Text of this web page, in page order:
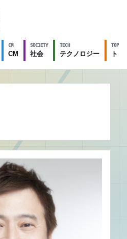
CM
CM
SOCIETY
社会
TECH
テクノロジー
TOPICS
ト